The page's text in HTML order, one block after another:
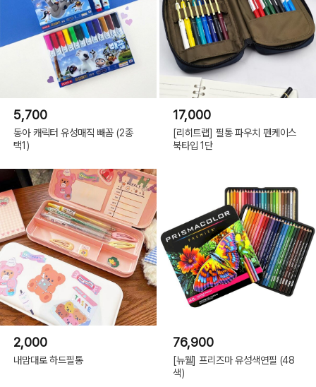
5,700
동아 캐릭터 유성매직 빼꼼 (2종
택1)
17,000
[리히트랩] 필통 파우치 펜케이스
북타입 1단
2,000
내맘대로 하드필통
76,900
[뉴웰] 프리즈마 유성색연필 (48
색)